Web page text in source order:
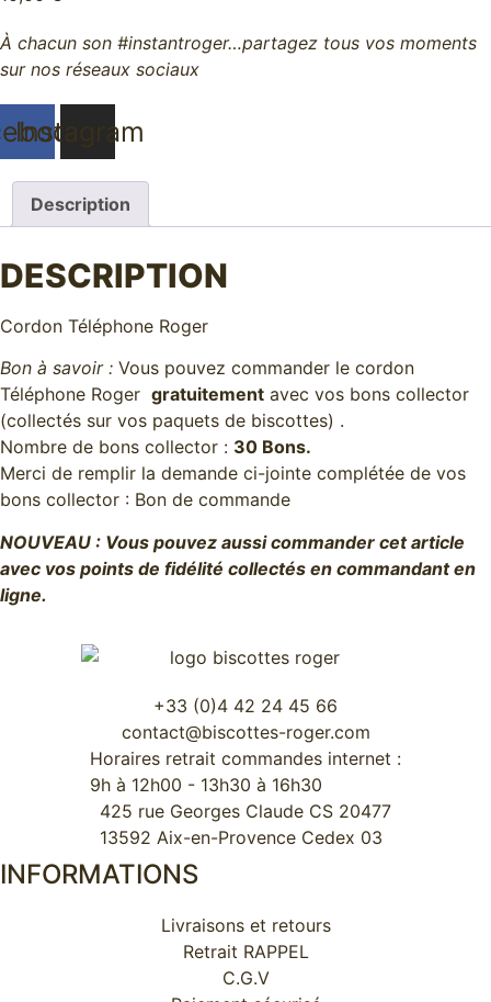
À chacun son #instantroger…partagez tous vos moments
sur nos réseaux sociaux
Instagram
Description
DESCRIPTION
Cordon Téléphone Roger
Bon à savoir : Vous pouvez commander le cordon
Téléphone Roger gratuitement avec vos bons collector
(collectés sur vos paquets de biscottes) .
Nombre de bons collector : 30 Bons.
Merci de remplir la demande ci-jointe complétée de vos
bons collector : Bon de commande
NOUVEAU : Vous pouvez aussi commander cet article
avec vos points de fidélité collectés en commandant en
ligne.
+33 (0)4 42 24 45 66
contact@biscottes-roger.com
Horaires retrait commandes internet :
9h à 12h00 - 13h30 à 16h30
425 rue Georges Claude CS 20477
13592 Aix-en-Provence Cedex 03
INFORMATIONS
Livraisons et retours
Retrait RAPPEL
C.G.V